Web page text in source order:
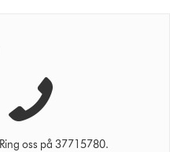
Ring oss på 37715780.